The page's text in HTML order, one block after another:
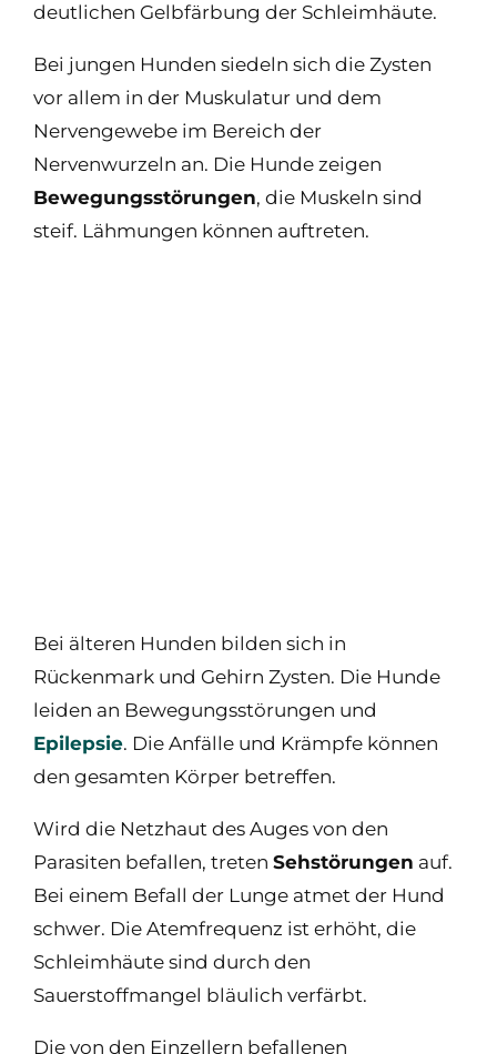
deutlichen Gelbfärbung der Schleimhäute.
Bei jungen Hunden siedeln sich die Zysten
vor allem in der Muskulatur und dem
Nervengewebe im Bereich der
Nervenwurzeln an. Die Hunde zeigen
Bewegungsstörungen, die Muskeln sind
steif. Lähmungen können auftreten.
Bei älteren Hunden bilden sich in
Rückenmark und Gehirn Zysten. Die Hunde
leiden an Bewegungsstörungen und
Epilepsie. Die Anfälle und Krämpfe können
den gesamten Körper betreffen.
Wird die Netzhaut des Auges von den
Parasiten befallen, treten Sehstörungen auf.
Bei einem Befall der Lunge atmet der Hund
schwer. Die Atemfrequenz ist erhöht, die
Schleimhäute sind durch den
Sauerstoffmangel bläulich verfärbt.
Die von den Einzellern befallenen